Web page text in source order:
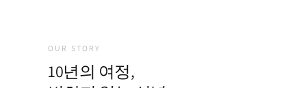
OUR STORY
10년의 여정,